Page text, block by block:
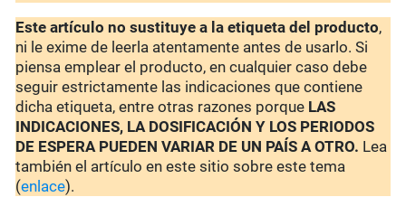
Este artículo no sustituye a la etiqueta del producto,
ni le exime de leerla atentamente antes de usarlo. Si
piensa emplear el producto, en cualquier caso debe
seguir estrictamente las indicaciones que contiene
dicha etiqueta, entre otras razones porque LAS
INDICACIONES, LA DOSIFICACIÓN Y LOS PERIODOS
DE ESPERA PUEDEN VARIAR DE UN PAÍS A OTRO. Lea
también el artículo en este sitio sobre este tema
(enlace).